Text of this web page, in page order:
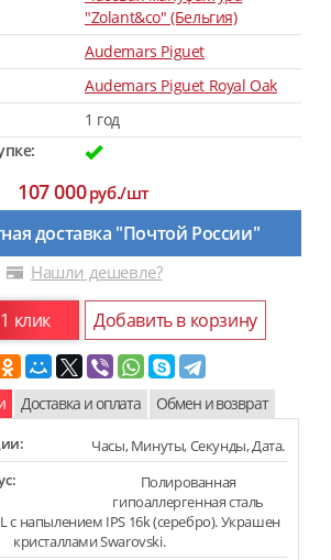
"Zolant&co" (Бельгия)
Audemars Piguet
Audemars Piguet Royal Oak
1 год
107 000руб./шт
доставка "Почтой России"
Нашли дешевле?
клик Добавить в корзину
Доставка и оплата Обмен и возврат
Часы, Минуты, Секунды, Дата.
Полированная
гипоаллергенная сталь
с напылением IPS 16k (серебро). Украшен
кристаллами Swarovski.